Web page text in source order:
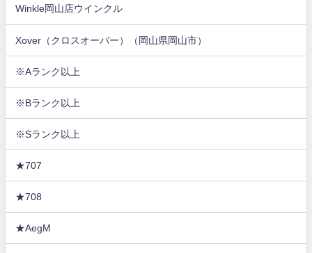
Winkle岡山店ウインクル
Xover（クロスオーバー）（岡山県岡山市）
※Aランク以上
※Bランク以上
※Sランク以上
★707
★708
★AegM